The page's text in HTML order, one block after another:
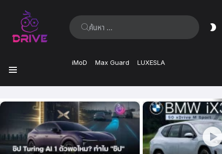
ค้นหา:
iMoD Max Guard LUXESLA
ล่าสุด